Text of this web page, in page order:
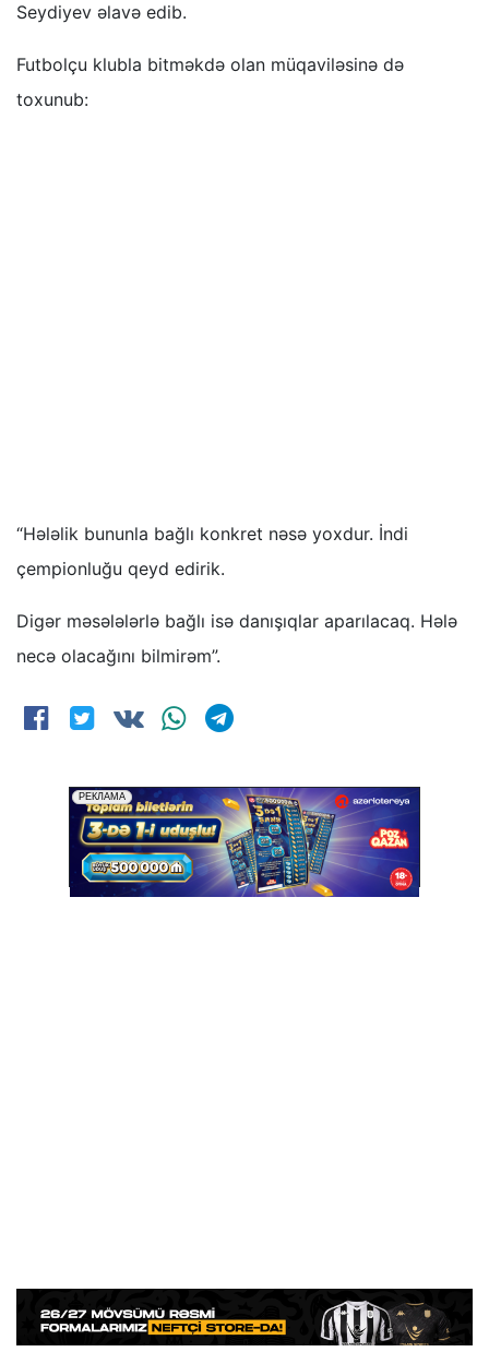
Seydiyev əlavə edib.
Futbolçu klubla bitməkdə olan müqaviləsinə də
toxunub:
“Hələlik bununla bağlı konkret nəsə yoxdur. İndi
çempionluğu qeyd edirik.
Digər məsələlərlə bağlı isə danışıqlar aparılacaq. Hələ
necə olacağını bilmirəm”.